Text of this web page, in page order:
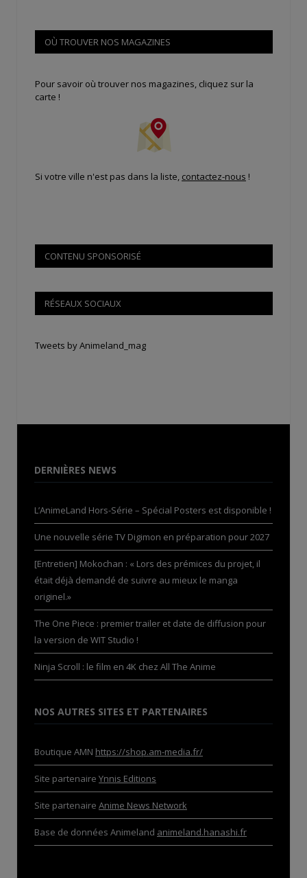
OÙ TROUVER NOS MAGAZINES
Pour savoir où trouver nos magazines, cliquez sur la
carte !
Si votre ville n'est pas dans la liste, contactez-nous !
CONTENU SPONSORISÉ
RÉSEAUX SOCIAUX
Tweets by Animeland_mag
DERNIÈRES NEWS
L’AnimeLand Hors-Série – Spécial Posters est disponible !
Une nouvelle série TV Digimon en préparation pour 2027
[Entretien] Mokochan : « Lors des prémices du projet, il
était déjà demandé de suivre au mieux le manga
originel.»
The One Piece : premier trailer et date de diffusion pour
la version de WIT Studio !
Ninja Scroll : le film en 4K chez All The Anime
NOS AUTRES SITES ET PARTENAIRES
Boutique AMN https://shop.am-media.fr/
Site partenaire Ynnis Editions
Site partenaire Anime News Network
Base de données Animeland animeland.hanashi.fr